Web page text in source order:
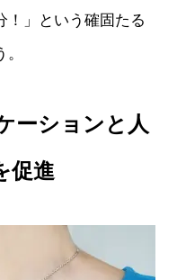
！」という確固たる
ーションと人
促進